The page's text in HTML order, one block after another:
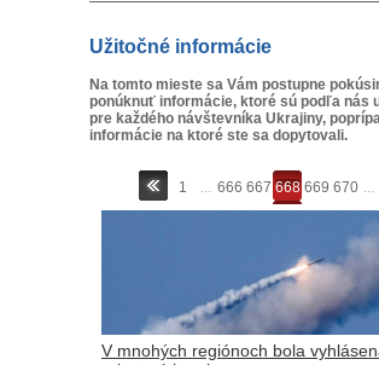
Užitočné informácie
Na tomto mieste sa Vám postupne
ponúknuť informácie, ktoré sú podľa nás
pre každého návštevníka Ukrajiny,
informácie na ktoré ste sa dopytovali.
1 ... 666 667 668 669 670 ...
V mnohých regiónoch bola